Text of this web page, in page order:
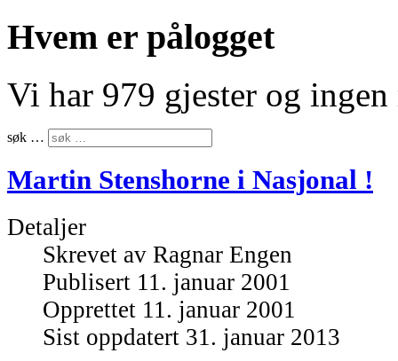
Hvem er pålogget
Vi har 979 gjester og ingen
søk …
Martin Stenshorne i Nasjonal !
Detaljer
Skrevet av Ragnar Engen
Publisert 11. januar 2001
Opprettet 11. januar 2001
Sist oppdatert 31. januar 2013